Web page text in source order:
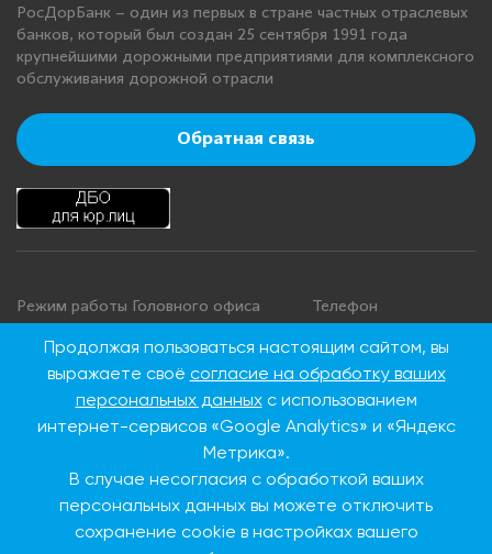
РосДорБанк – один из первых в стране частных отраслевых
банков, который был создан 25 сентября 1991 года
крупнейшими дорожными предприятиями для комплексного
обслуживания дорожной отрасли
Обратная связь
Режим работы Головного офиса
Понедельник - четверг: с 9:00 до
18:00
Суббота, воскресенье: выходные
Телефон
+7 495 276 00 22
8 800 100 00 22
России)
115093, г. Москва, ул.
Продолжая пользоваться настоящим сайтом, вы
выражаете своё согласие на обработку ваших
персональных данныхс использованием
интернет-сервисов «Google Analytics» и «Яндекс
Метрика».
В случае несогласия с обработкой ваших
персональных данных вы можете отключить
сохранение cookie в настройках вашего